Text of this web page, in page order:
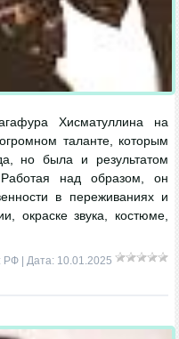
Хисматуллина на
таланте, которым
но была и результатом
над образом, он
в переживаниях и
окраске звука, костюме,
РФ | Дата: 10.01.2025